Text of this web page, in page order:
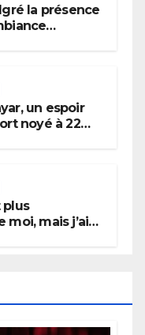
la présence
un espoir
noyé à 22
plus
moi, mais j’ai